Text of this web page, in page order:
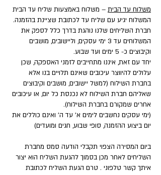
משלוח עד הבית – משלוח באמצעות שליח עד הבית
המשלוח יגיע עם שליח עד לכתובת שציינת בהזמנה.
חברת השליחים שלנו נוהגת בדרך כלל לספק את
המשלוחים עד 3 ימי עסקים, וליישובים, מושבים
וקיבוצים כ- 5 ימים ועד שבוע.
יחד עם זאת, איננו מתחייבים לזמני האספקה, שכן
עלולים להיווצר עיכובים שאינם תלויים בנו אלא
בחברת השילוח (למשל יישובים, מושבים וקיבוצים
שאליהם חברת השילוח לא נכנסת כל יום, או עיכובים
אחרים שמקורם בחברת השילוח).
(ימי עסקים נחשבים לימים א' עד ה' ואינם כוללים את
יום ביצוע ההזמנה, סופי שבוע, חגים ומועדים)
ביום המסירה הצפוי תקבלי הודעה סמס מחברת
השליחים לאחר מכן בסמוך להגעת השליח הוא יצור
איתך קשר טלפוני . טרם הגעת השליח לכתובת